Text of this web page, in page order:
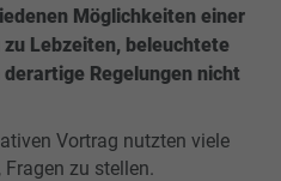
Möglichkeiten einer
Lebzeiten, beleuchtete
Regelungen nicht
Vortrag nutzten viele
zu stellen.